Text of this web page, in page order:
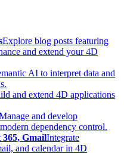
Explore blog posts featuring
and extend your 4D
AI to interpret data and
and extend 4D applications
and develop
dependency control.
GmailIntegrate
and calendar in 4D